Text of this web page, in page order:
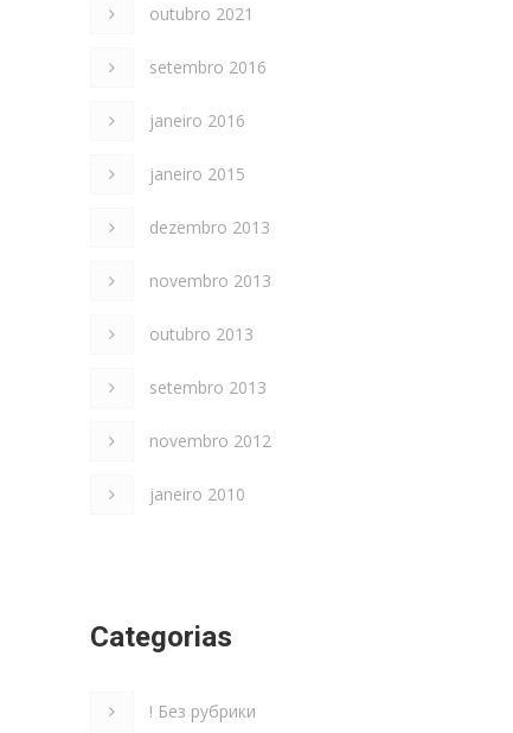
outubro 2021
setembro 2016
janeiro 2016
janeiro 2015
dezembro 2013
novembro 2013
outubro 2013
setembro 2013
novembro 2012
janeiro 2010
Categorias
! Без рубрики